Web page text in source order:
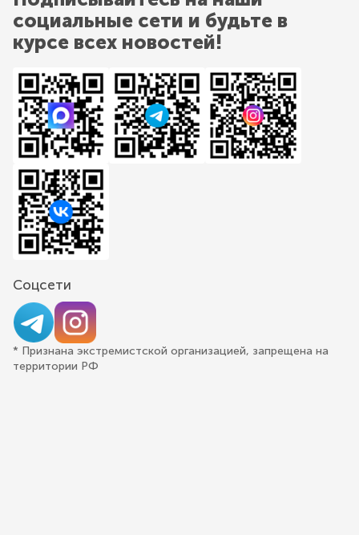
социальные сети и будьте в
курсе всех новостей!
Соцсети
* Признана экстремистской организацией, запрещена на
территории РФ